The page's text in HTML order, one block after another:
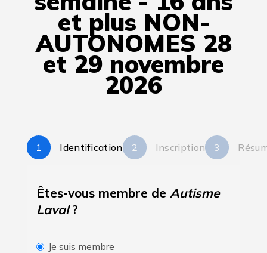
et plus NON-
AUTONOMES 28
et 29 novembre
2026
Identification Inscription
Êtes-vous membre de Autisme
Laval?
Je suis membre